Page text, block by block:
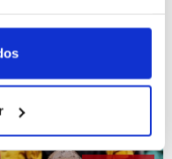
Concerto de Anitta
Porto Alegre
47555728